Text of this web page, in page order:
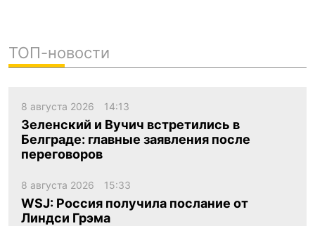
ТОП-новости
8 августа 2026 14:13
Зеленский и Вучич встретились в
Белграде: главные заявления после
переговоров
8 августа 2026 15:33
WSJ: Россия получила послание от
Линдси Грэма